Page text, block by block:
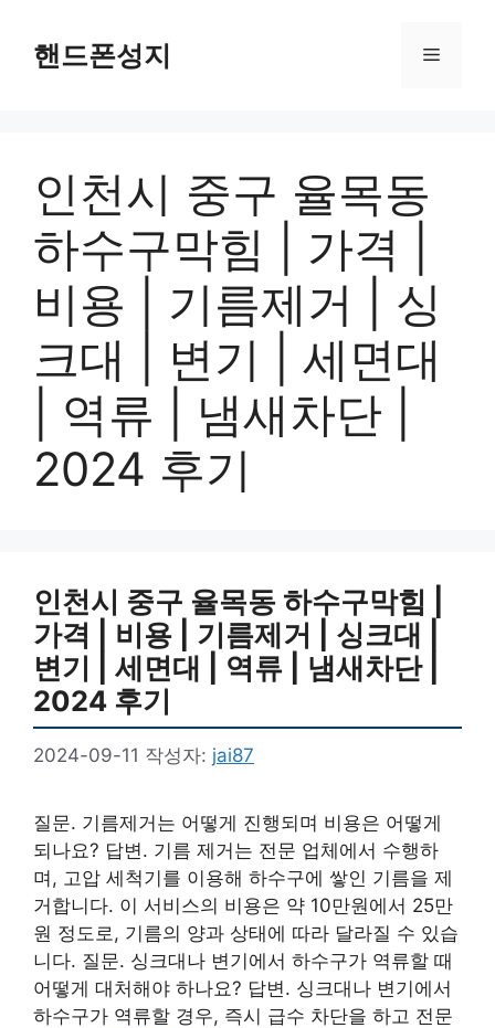
핸드폰성지 메
인천시 중구 율목동
하수구막힘 | 가격 |
비용 | 기름제거 | 싱
크대 | 변기 | 세면대
| 역류 | 냄새차단 |
2024 후기
인천시 중구 율목동 하수구막힘 |
가격 | 비용 | 기름제거 | 싱크대 |
변기 | 세면대 | 역류 | 냄새차단 |
2024 후기
2024-09-11 작성자: jai87
질문. 기름제거는 어떻게 진행되며 비용은 어떻게
되나요? 답변. 기름 제거는 전문 업체에서 수행하
며, 고압 세척기를 이용해 하수구에 쌓인 기름을 제
거합니다. 이 서비스의 비용은 약 10만원에서 25만
원 정도로, 기름의 양과 상태에 따라 달라질 수 있습
니다. 질문. 싱크대나 변기에서 하수구가 역류할 때
어떻게 대처해야 하나요? 답변. 싱크대나 변기에서
하수구가 역류할 경우, 즉시 급수 차단을 하고 전문